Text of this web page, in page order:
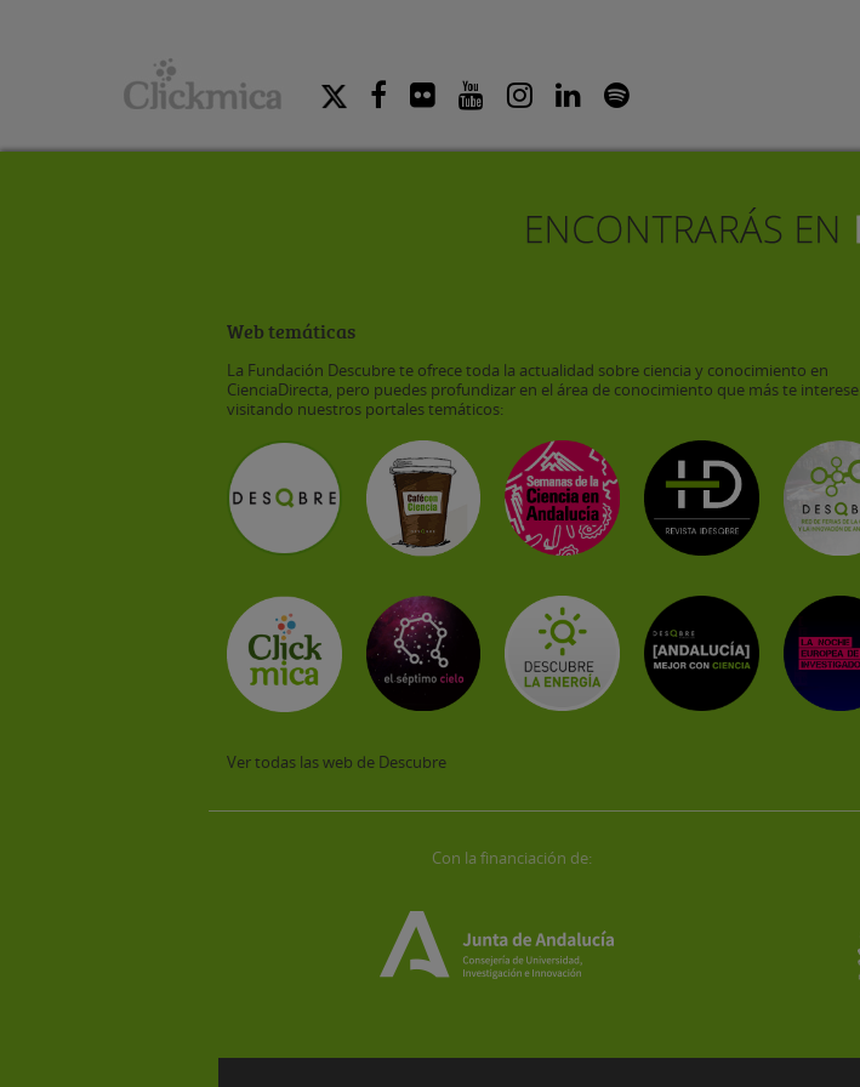
Web temáticas
La Fundación Descubre te ofrece toda la actualidad sobre ciencia y conocimiento en
CienciaDirecta, pero puedes profundizar en el área de conocimiento que más te interese
visitando nuestros portales temáticos:
Ver todas las web de Descubre
Con la financiación de: